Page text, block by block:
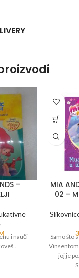
–
i nauči
MIA
02 –
Samo što
joj je